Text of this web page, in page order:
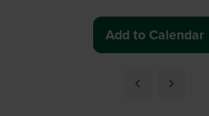
Add to Calendar